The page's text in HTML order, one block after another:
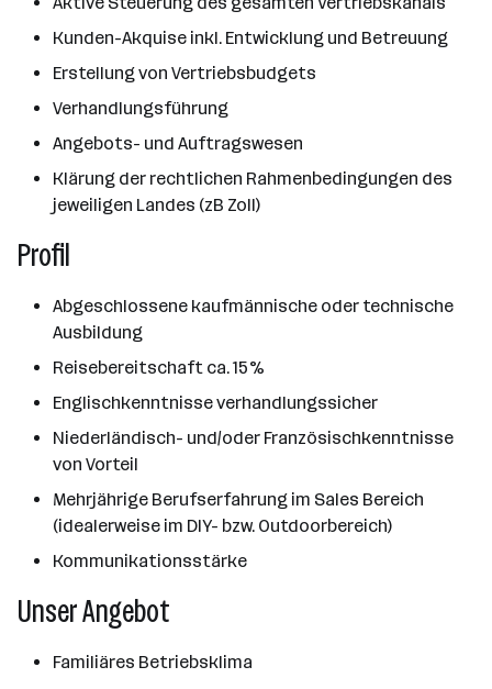
Kunden-Akquise inkl. Entwicklung und Betreuung
Erstellung von Vertriebsbudgets
Verhandlungsführung
Angebots- und Auftragswesen
Klärung der rechtlichen Rahmenbedingungen des
jeweiligen Landes (zB Zoll)
Profil
Abgeschlossene kaufmännische oder technische
Ausbildung
Reisebereitschaft ca. 15%
Englischkenntnisse verhandlungssicher
Niederländisch- und/oder Französischkenntnisse
von Vorteil
Mehrjährige Berufserfahrung im Sales Bereich
(idealerweise im DIY- bzw. Outdoorbereich)
Kommunikationsstärke
Unser Angebot
Familiäres Betriebsklima